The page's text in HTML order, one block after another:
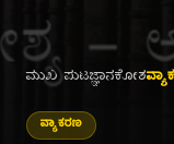
ಮುಖ ಪುಟಜ್ಞಾನಕೋಶ
ವ್ಯಾಕರಣ